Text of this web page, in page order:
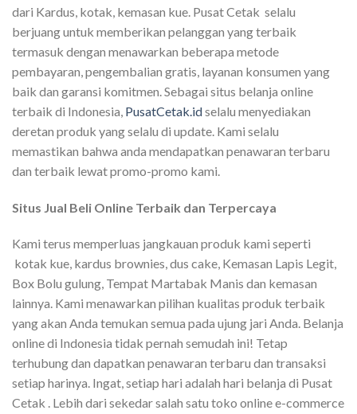
dari Kardus, kotak, kemasan kue. Pusat Cetak selalu
berjuang untuk memberikan pelanggan yang terbaik
termasuk dengan menawarkan beberapa metode
pembayaran, pengembalian gratis, layanan konsumen yang
baik dan garansi komitmen. Sebagai situs belanja online
terbaik di Indonesia, PusatCetak.idselalu menyediakan
deretan produk yang selalu di update. Kami selalu
memastikan bahwa anda mendapatkan penawaran terbaru
dan terbaik lewat promo-promo kami.
Situs Jual Beli Online Terbaik dan Terpercaya
Kami terus memperluas jangkauan produk kami seperti
kotak kue, kardus brownies, dus cake, Kemasan Lapis Legit,
Box Bolu gulung, Tempat Martabak Manis dan kemasan
lainnya. Kami menawarkan pilihan kualitas produk terbaik
yang akan Anda temukan semua pada ujung jari Anda. Belanja
online di Indonesia tidak pernah semudah ini! Tetap
terhubung dan dapatkan penawaran terbaru dan transaksi
setiap harinya. Ingat, setiap hari adalah hari belanja di Pusat
Cetak . Lebih dari sekedar salah satu toko online e-commerce